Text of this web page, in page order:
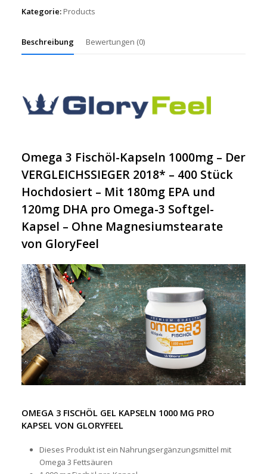
Kategorie: Products
Beschreibung Bewertungen (0)
Omega 3 Fischöl-Kapseln 1000mg – Der
VERGLEICHSSIEGER 2018* – 400 Stück
Hochdosiert – Mit 180mg EPA und
120mg DHA pro Omega-3 Softgel-
Kapsel – Ohne Magnesiumstearate
von GloryFeel
OMEGA 3 FISCHÖL GEL KAPSELN 1000 MG PRO
KAPSEL VON GLORYFEEL
Dieses Produkt ist ein Nahrungsergänzungsmittel mit
Omega 3 Fettsäuren